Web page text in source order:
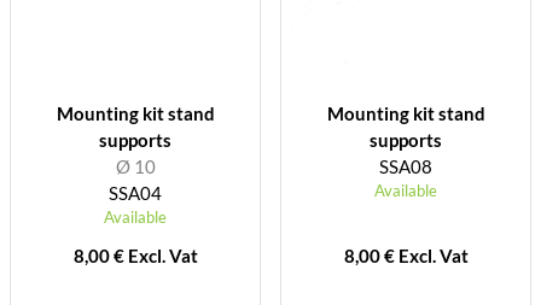
Mounting kit stand
supports
Ø 10
SSA04
Available
8,00 € Excl. Vat
Mounting kit stand
supports
SSA08
Available
8,00 € Excl. Vat